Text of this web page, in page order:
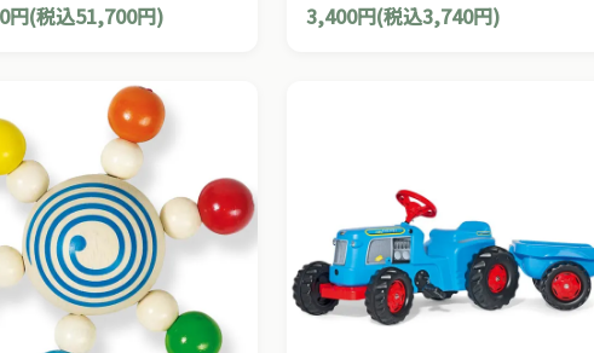
みです。
円(税込51,700円)
と落ちていきます。
3,400円(税込3,740円)